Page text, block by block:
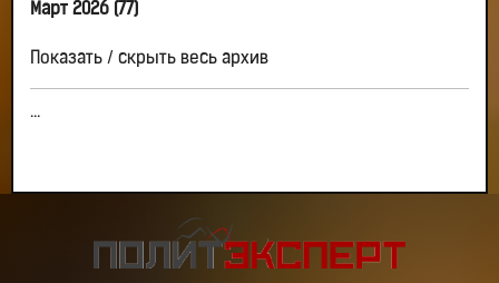
Март 2026 (77)
Показать / скрыть весь архив
...